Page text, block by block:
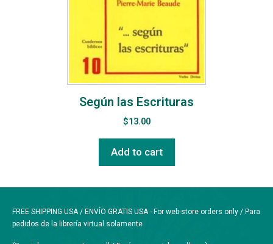
Según las Escrituras
$13.00
Add to cart
FREE SHIPPING USA / ENVÍO GRATIS USA - For web-store orders only / Para
pedidos de la librería virtual solamente